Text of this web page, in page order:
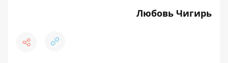
Любовь Чигирь